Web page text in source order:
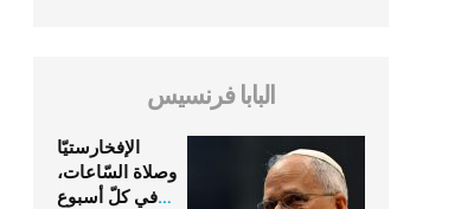
البابا فرنسيس
الإفخارستيّا
وصلاة السّاعات،
في كلّ أسبوع